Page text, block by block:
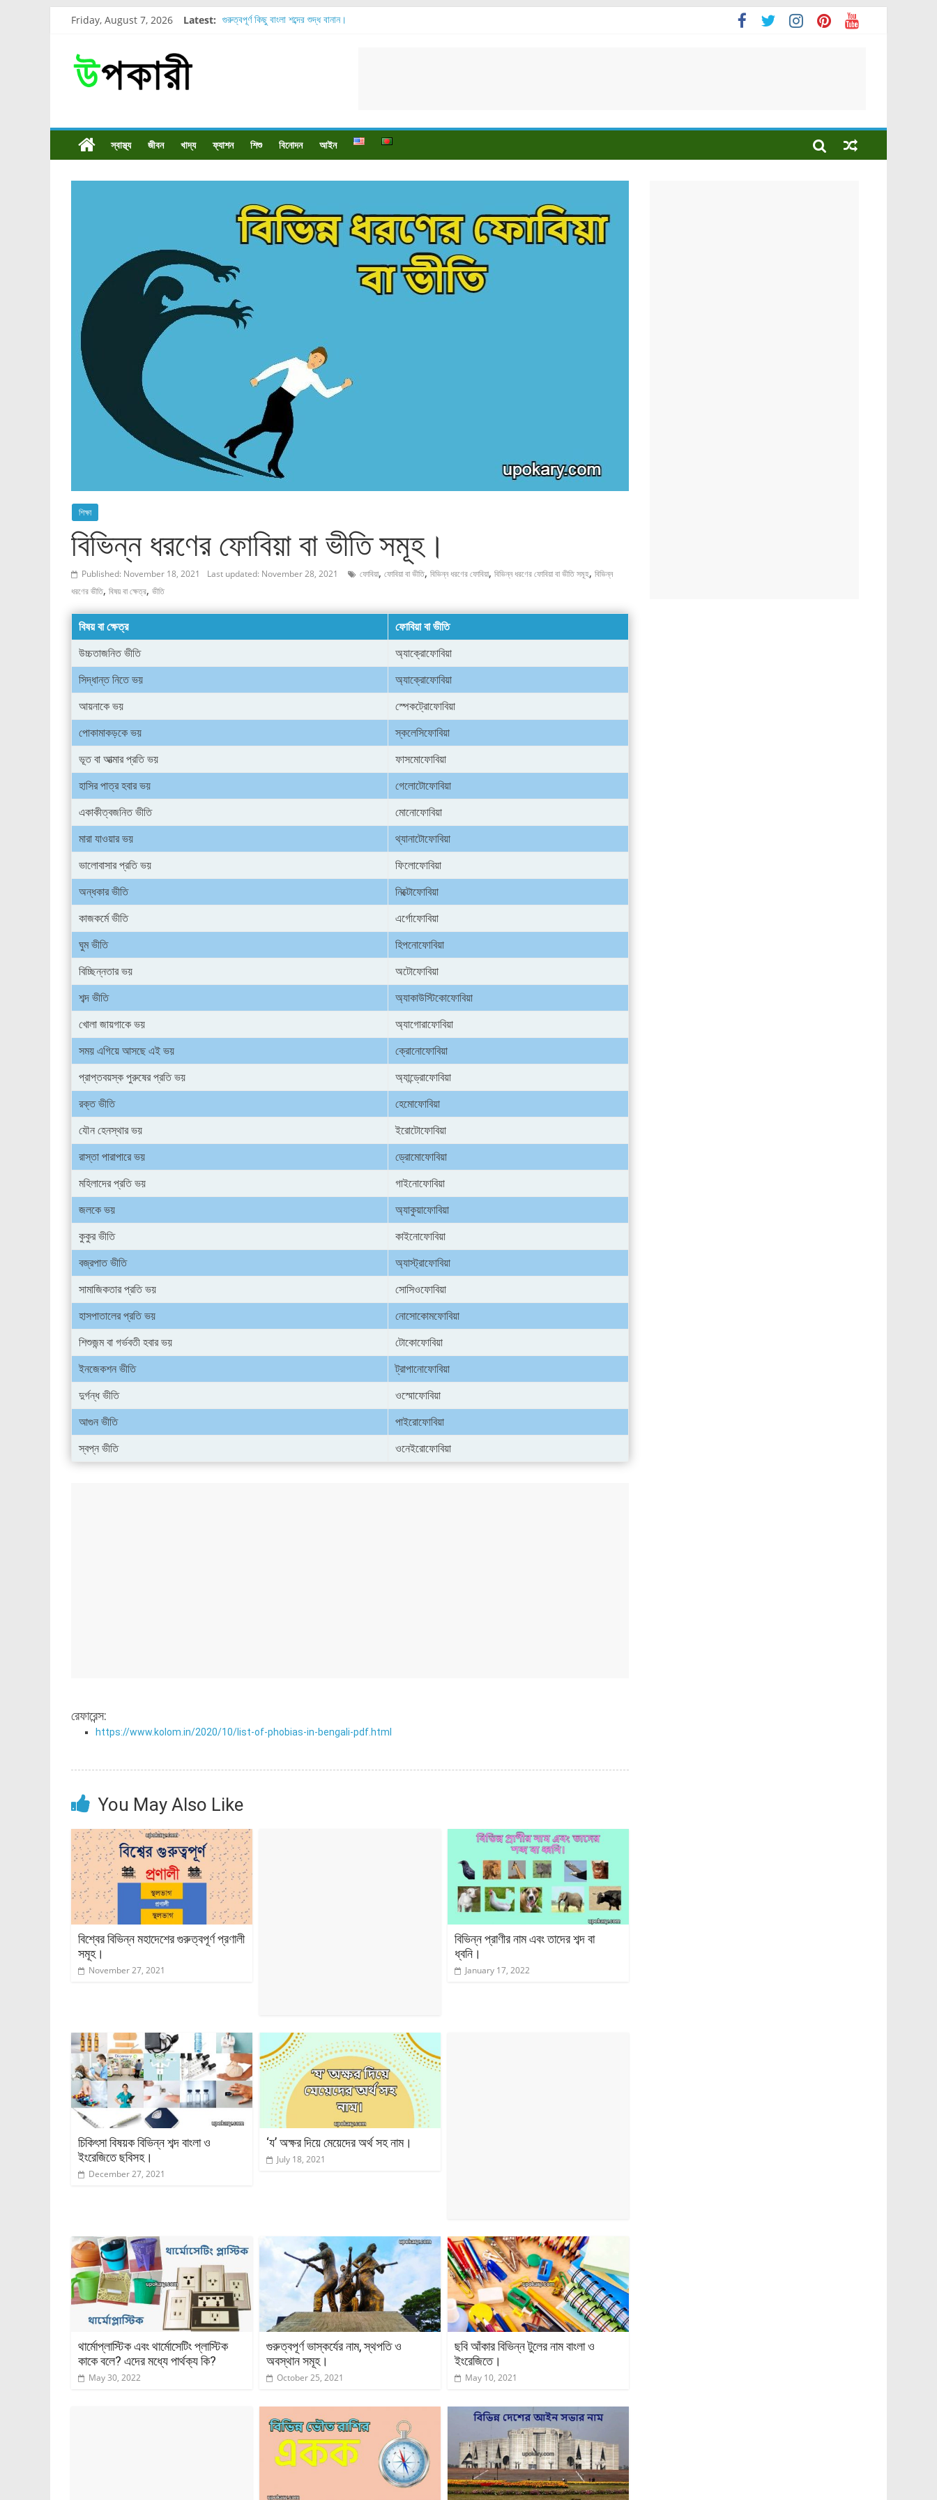
Friday, August 7, 2026 Latest: গুরুত্বপূর্ণ কিছু বাংলা শব্দের শুদ্ধ বানান।
স্বাস্থ্য জীবন খাদ্য ফ্যাশন শিশু বিনোদন আইন
শিক্ষা
বিভিন্ন ধরণের ফোবিয়া বা ভীতি সমূহ।
Published: November 18, 2021 Last updated: November 28, 2021 ফোবিয়া, ফোবিয়া বা ভীতি, বিভিন্ন ধরণের ফোবিয়া, বিভিন্ন ধরণের ফোবিয়া বা ভীতি সমূহ, বিভিন্ন
ধরণের ভীতি, বিষয় বা ক্ষেত্র, ভীতি
বিষয় বা ক্ষেত্র
ফোবিয়া বা ভীতি
উচ্চতাজনিত ভীতি
অ্যাক্রোফোবিয়া
সিদ্ধান্ত নিতে ভয়
অ্যাক্রোফোবিয়া
আয়নাকে ভয়
স্পেকট্রোফোবিয়া
পোকামাকড়কে ভয়
স্কলেসিফোবিয়া
ভূত বা আত্মার প্রতি ভয়
ফাসমোফোবিয়া
হাসির পাত্র হবার ভয়
গেলোটোফোবিয়া
একাকীত্বজনিত ভীতি
মোনোফোবিয়া
মারা যাওয়ার ভয়
থ্যানাটোফোবিয়া
ভালোবাসার প্রতি ভয়
ফিলোফোবিয়া
অন্ধকার ভীতি
নিক্টোফোবিয়া
কাজকর্মে ভীতি
এর্গোফোবিয়া
ঘুম ভীতি
হিপনোফোবিয়া
বিচ্ছিন্নতার ভয়
অটোফোবিয়া
শব্দ ভীতি
অ্যাকাউস্টিকোফোবিয়া
খোলা জায়গাকে ভয়
অ্যাগোরাফোবিয়া
সময় এগিয়ে আসছে এই ভয়
ক্রোনোফোবিয়া
প্রাপ্তবয়স্ক পুরুষের প্রতি ভয়
অ্যান্ড্রোফোবিয়া
রক্ত ভীতি
হেমোফোবিয়া
যৌন হেনস্থার ভয়
ইরোটোফোবিয়া
রাস্তা পারাপারে ভয়
ড্রোমোফোবিয়া
মহিলাদের প্রতি ভয়
গাইনোফোবিয়া
জলকে ভয়
অ্যাকুয়াফোবিয়া
কুকুর ভীতি
কাইনোফোবিয়া
বজ্রপাত ভীতি
অ্যাস্ট্রাফোবিয়া
সামাজিকতার প্রতি ভয়
সোসিওফোবিয়া
হাসপাতালের প্রতি ভয়
নোসোকোমফোবিয়া
শিশুজন্ম বা গর্ভবতী হবার ভয়
টোকোফোবিয়া
ইনজেকশন ভীতি
ট্রাপানোফোবিয়া
দুর্গন্ধ ভীতি
ওস্মোফোবিয়া
আগুন ভীতি
পাইরোফোবিয়া
স্বপ্ন ভীতি
ওনেইরোফোবিয়া
রেফারেন্স:
https://www.kolom.in/2020/10/list-of-phobias-in-bengali-pdf.html
You May Also Like
বিশ্বের বিভিন্ন মহাদেশের গুরুত্বপূর্ণ প্রণালী
সমূহ।
November 27, 2021
বিভিন্ন প্রাণীর নাম এবং তাদের শব্দ বা
ধ্বনি।
January 17, 2022
চিকিৎসা বিষয়ক বিভিন্ন শব্দ বাংলা ও
ইংরেজিতে ছবিসহ।
December 27, 2021
‘য’ অক্ষর দিয়ে মেয়েদের অর্থ সহ নাম।
July 18, 2021
থার্মোপ্লাস্টিক এবং থার্মোসেটিং প্লাস্টিক
কাকে বলে? এদের মধ্যে পার্থক্য কি?
May 30, 2022
গুরুত্বপূর্ণ ভাস্কর্যের নাম, স্থপতি ও
অবস্থান সমূহ।
October 25, 2021
ছবি আঁকার বিভিন্ন টুলের নাম বাংলা ও
ইংরেজিতে।
May 10, 2021